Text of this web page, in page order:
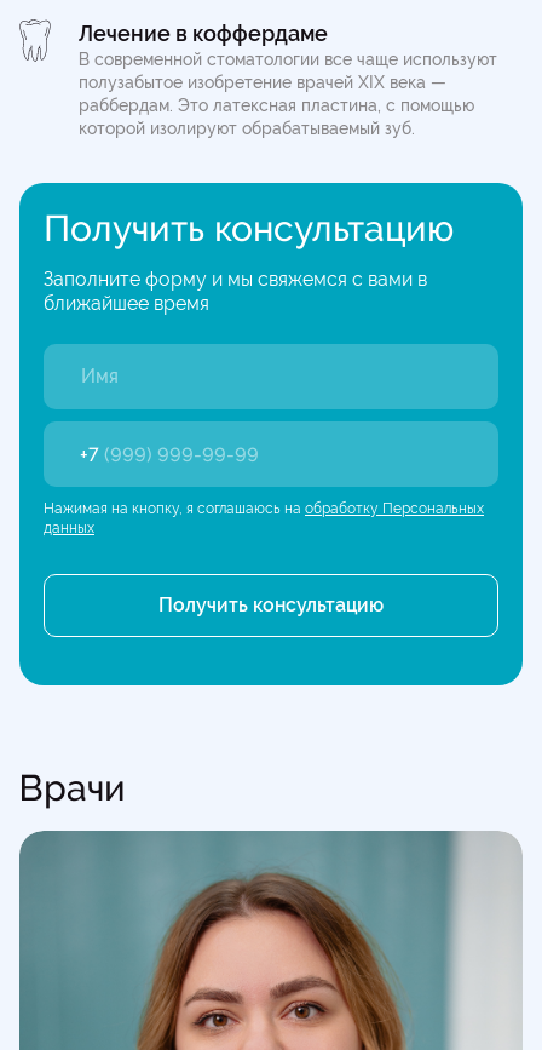
Лечение в коффердаме
В современной стоматологии все чаще используют
полузабытое изобретение врачей XIX века —
раббердам. Это латексная пластина, с помощью
которой изолируют обрабатываемый зуб.
Получить консультацию
Заполните форму и мы свяжемся с вами в
ближайшее время
+7 (999) 999-99-99
Нажимая на кнопку, я соглашаюсь на обработку Персональных
данных
Врачи